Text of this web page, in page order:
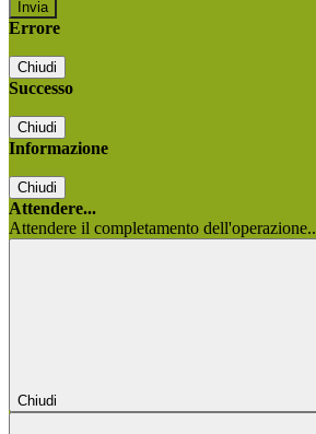
Errore
Chiudi
Successo
Chiudi
Informazione
Chiudi
Attendere...
Attendere il completamento
Chiudi